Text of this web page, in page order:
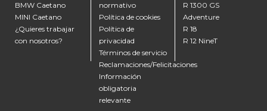
BMW Caetano
MINI Caetano
¿Quieres trabajar
con nosotros?
normativo
Política de cookies
Política de
privacidad
Términos de servicio
Reclamaciones/Felicitaciones
Información
obligatoria
relevante
R 1300 GS
Adventure
R 18
R 12 NineT